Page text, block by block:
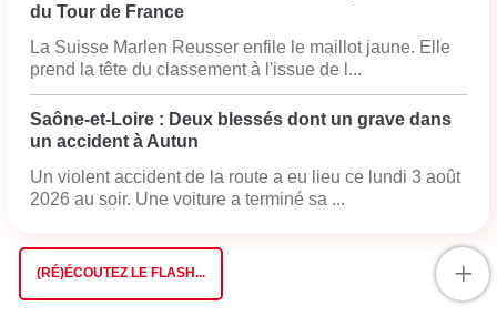
du Tour de France
La Suisse Marlen Reusser enfile le maillot jaune. Elle
prend la tête du classement à l'issue de l...
Saône-et-Loire : Deux blessés dont un grave dans
un accident à Autun
Un violent accident de la route a eu lieu ce lundi 3 août
2026 au soir. Une voiture a terminé sa ...
(RÉ)ÉCOUTEZ LE FLASH... +